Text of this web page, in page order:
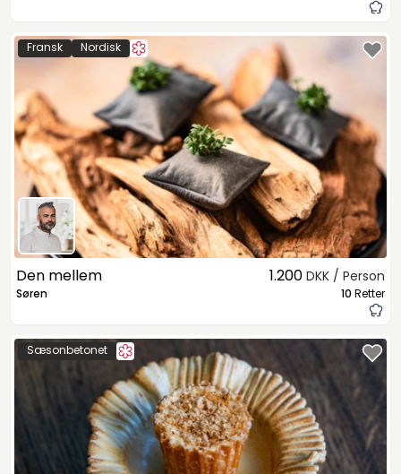
Fransk Nordisk
Den mellem
Søren
1.200 DKK / Person
10 Retter
Sæsonbetonet